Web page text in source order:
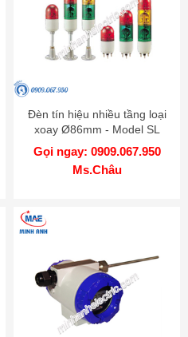
Đèn tín hiệu nhiều tầng loại
xoay Ø86mm - Model SL
Gọi ngay: 0909.067.950
Ms.Châu